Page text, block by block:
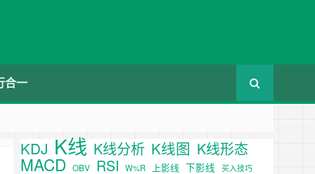
合一
KDJ K线 K线分析 K线图 K线形态
MACD OBV RSI W%R 上影线 下影线 买入技巧